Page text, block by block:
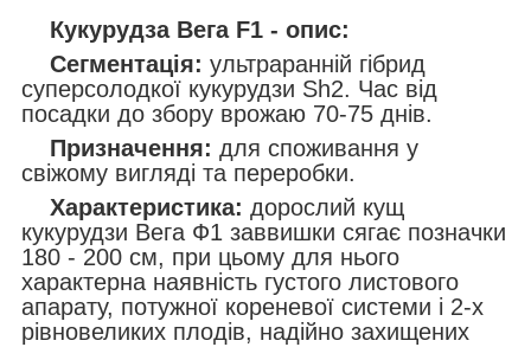
Кукурудза Вега F1 - опис:
Сегментація: ультраранній гібрид
суперсолодкої кукурудзи Sh2. Час від
посадки до збору врожаю 70-75 днів.
Призначення: для споживання у
свіжому вигляді та переробки.
Характеристика: дорослий кущ
кукурудзи Вега Ф1 заввишки сягає позначки
180 - 200 см, при цьому для нього
характерна наявність густого листового
апарату, потужної кореневої системи і 2-х
рівновеликих плодів, надійно захищених